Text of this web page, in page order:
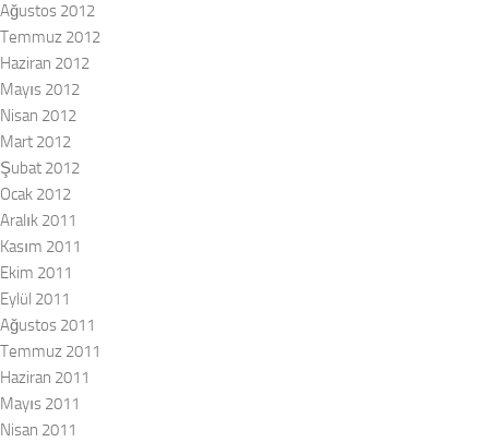
Ağustos 2012
Temmuz 2012
Haziran 2012
Mayıs 2012
Nisan 2012
Mart 2012
Şubat 2012
Ocak 2012
Aralık 2011
Kasım 2011
Ekim 2011
Eylül 2011
Ağustos 2011
Temmuz 2011
Haziran 2011
Mayıs 2011
Nisan 2011